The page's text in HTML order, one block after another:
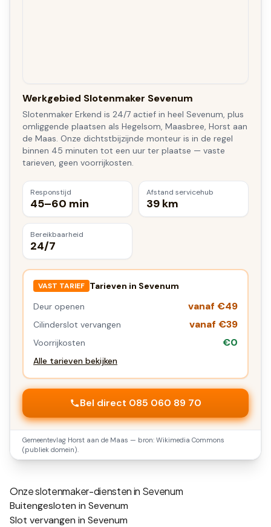
Werkgebied Slotenmaker Sevenum
Slotenmaker Erkend is 24/7 actief in heel Sevenum, plus
omliggende plaatsen als Hegelsom, Maasbree, Horst aan
de Maas. Onze dichtstbijzijnde monteur is in de regel
binnen 45 minuten tot een uur ter plaatse — vaste
tarieven, geen voorrijkosten.
Responstijd
45–60 min
Afstand servicehub
39 km
Bereikbaarheid
24/7
VAST TARIEF Tarieven in Sevenum
Deur openen
vanaf €49
Cilinderslot vervangen vanaf €39
Voorrijkosten €0
Alle tarieven bekijken
Bel direct 085 060 89 70
Gemeentevlag Horst aan de Maas — bron: Wikimedia Commons
(publiek domein).
Onze slotenmaker-diensten in Sevenum
Buitengesloten in Sevenum
Slot vervangen in Sevenum